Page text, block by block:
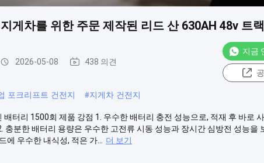
게차를 위한 주문 제작된 리드 산 630AH 48v 트
2026-05-08 438 의견
지금
포크리프트 건전지 #지게차 건전지
배터리 1500회 제품 강점 1. 우수한 배터리 충전 성능으로, 적재 후 바로
충분한 배터리 용량은 우수한 고전류 시동 성능과 장시간 심방전 성능을
에 우수한 내식성, 적은 가...
더 보기